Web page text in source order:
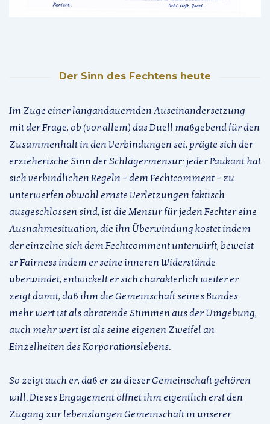
Der Sinn des Fechtens heute
Im Zuge einer langandauernden Auseinandersetzung
mit der Frage, ob (vor allem) das Duell maßgebend für den
Zusammenhalt in den Verbindungen sei, prägte sich der
erzieherische Sinn der Schlägermensur: jeder Paukant hat
sich verbindlichen Regeln – dem Fechtcomment – zu
unterwerfen obwohl ernste Verletzungen faktisch
ausgeschlossen sind, ist die Mensur für jeden Fechter eine
Ausnahmesituation, die ihn Überwindung kostet indem
der einzelne sich dem Fechtcomment unterwirft, beweist
er Fairness indem er seine inneren Widerstände
überwindet, entwickelt er sich charakterlich weiter er
zeigt damit, daß ihm die Gemeinschaft seines Bundes
mehr wert ist als abratende Stimmen aus der Umgebung,
auch mehr wert ist als seine eigenen Zweifel an
Einzelheiten des Korporationslebens.
So zeigt auch er, daß er zu dieser Gemeinschaft gehören
will. Dieses Engagement öffnet ihm eigentlich erst den
Zugang zur lebenslangen Gemeinschaft in unserer